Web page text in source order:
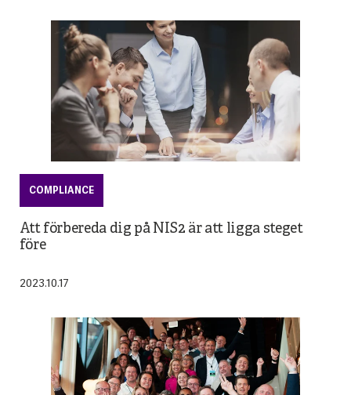
COMPLIANCE
Att förbereda dig på NIS2 är att ligga steget
före
2023.10.17